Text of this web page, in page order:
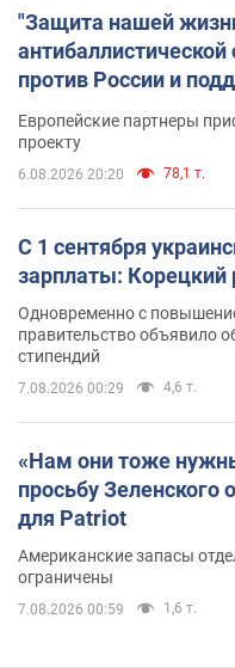
"Защита нашей
антибаллистической
против России и
Европейские партнеры
проекту
6.08.2026 20:20 78,1 т.
С 1 сентября
зарплаты: Корецкий
Одновременно с
правительство объявило
стипендий
7.08.2026 00:29 4,6 т.
«Нам они тоже
просьбу Зеленского
для Patriot
Американские запасы
ограничены
7.08.2026 00:59 1,6 т.